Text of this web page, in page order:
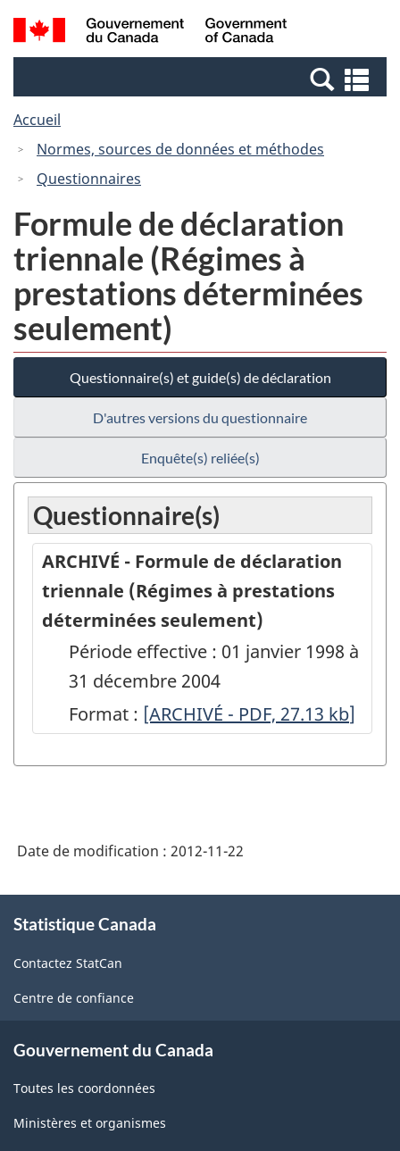
Passer
au
Passer
à
Canada
Recherche
et
et
Accueil
Normes, sources de données et méthodes
Questionnaires
Formule de déclaration
triennale (Régimes à
prestations déterminées
seulement)
Questionnaire(s) et guide(s) de déclaration
D'autres versions du questionnaire
Enquête(s) reliée(s)
Questionnaire(s)
ARCHIVÉ - Formule de déclaration
triennale (Régimes à prestations
déterminées seulement)
Période effective : 01 janvier 1998 à
31 décembre 2004
Format : ARCHIVÉ
Formule
triennale
(Régimes
à
-
PDF,
[ARCHIVÉ - PDF, 27.13 kb]
Date de modification : 2012-11-22
propos
ce
site
Statistique Canada
Contactez StatCan
Centre de confiance
Gouvernement du Canada
Toutes les coordonnées
Ministères et organismes